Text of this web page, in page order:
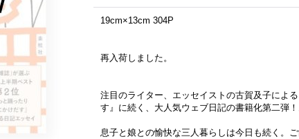
19cm×13cm 304P
再入荷しました。
注目のライター、エッセイストの古賀及子によ
す』に続く、大人気ウェブ日記の書籍化第二弾！
息子と娘との愉快な三人暮らしは今日も続く。